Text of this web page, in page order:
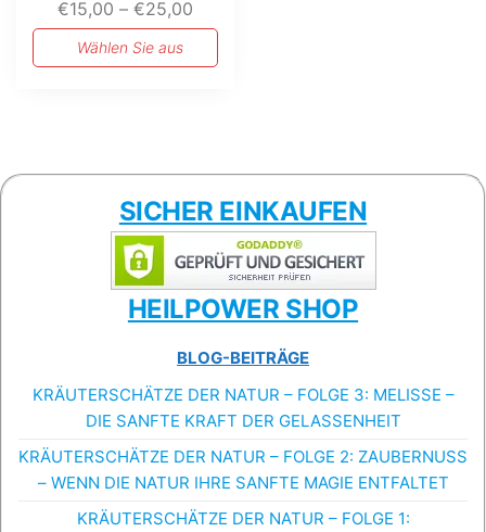
€15,00 – €25,00Preisspanne:
€15,00
bis
Wählen Sie aus
SICHER EINKAUFEN
HEILPOWER SHOP
BLOG-BEITRÄGE
KRÄUTERSCHÄTZE DER NATUR – FOLGE 3: MELISSE –
DIE SANFTE KRAFT DER GELASSENHEIT
KRÄUTERSCHÄTZE DER NATUR – FOLGE 2: ZAUBERNUSS
– WENN DIE NATUR IHRE SANFTE MAGIE ENTFALTET
KRÄUTERSCHÄTZE DER NATUR – FOLGE 1: